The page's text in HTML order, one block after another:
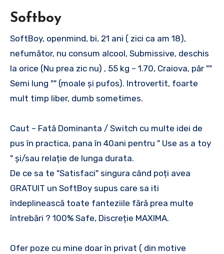
Softboy
SoftBoy, openmind, bi, 21 ani ( zici ca am 18),
nefumător, nu consum alcool, Submissive, deschis
la orice (Nu prea zic nu) , 55 kg – 1.70, Craiova, păr ""
Semi lung "" (moale și pufos). Introvertit, foarte
mult timp liber, dumb sometimes.
Caut – Fată Dominanta / Switch cu multe idei de
pus în practica, pana în 40ani pentru " Use as a toy
" și/sau relație de lunga durata.
De ce sa te "Satisfaci" singura când poți avea
GRATUIT un SoftBoy supus care sa iti
îndeplinească toate fanteziile fără prea multe
întrebări ? 100% Safe, Discreție MAXIMA.
Ofer poze cu mine doar în privat ( din motive